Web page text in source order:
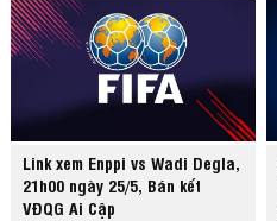
Link xem Enppi vs Wadi Degla,
21h00 ngày 25/5, Bán kết
VĐQG Ai Cập